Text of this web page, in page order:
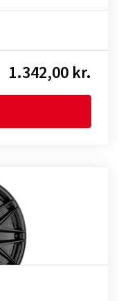
1.342,00 kr.